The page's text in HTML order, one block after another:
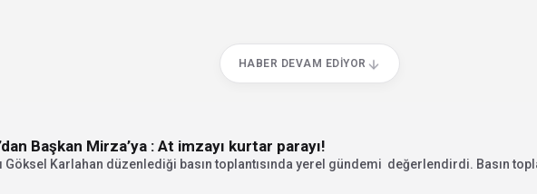
HABER DEVAM EDIYOR
Başkan Mirza’ya : At imzayı kurtar parayı!
Göksel Karlahan düzenlediği basın toplantısında yerel gündemi değerlendirdi. Basın